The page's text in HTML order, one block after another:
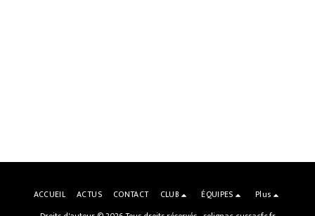
ACCUEIL ACTUS CONTACT CLUB ÉQUIPES
Plus